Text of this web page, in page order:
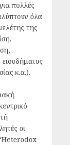
πολλές
όλα
της
κ.α.).
οι